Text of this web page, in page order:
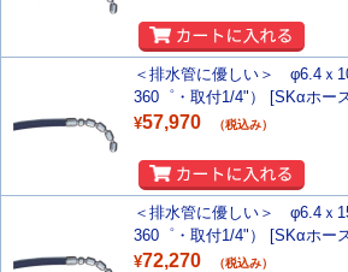
＜排水管に優しい＞ φ6.4ｘ
360゜・取付1/4"） [SKαホー
¥57,970 （税込み）
＜排水管に優しい＞ φ6.4ｘ
360゜・取付1/4"） [SKαホー
¥72,270 （税込み）